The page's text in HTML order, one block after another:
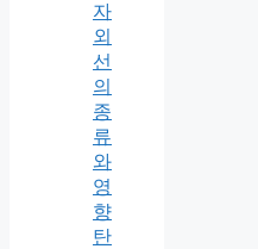
자
외
선
의
종
류
와
영
향
탄